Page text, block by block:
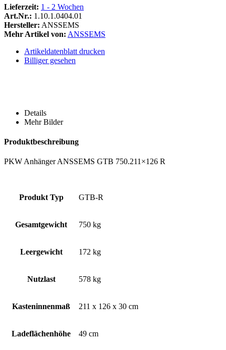
Lieferzeit: 1 - 2 Wochen
Art.Nr.: 1.10.1.0404.01
Hersteller: ANSSEMS
Mehr Artikel von: ANSSEMS
Artikeldatenblatt drucken
Billiger gesehen
Details
Mehr Bilder
Produktbeschreibung
PKW Anhänger ANSSEMS GTB 750.211×126 R
Produkt Typ GTB-R
Gesamtgewicht 750 kg
Leergewicht 172 kg
Nutzlast 578 kg
Kasteninnenmaß 211 x 126 x 30 cm
Ladeflächenhöhe 49 cm